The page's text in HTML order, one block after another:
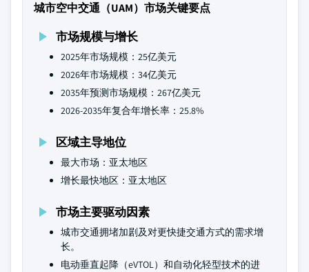
城市空中交通（UAM）市场关键要点
市场规模与增长
2025年市场规模：25亿美元
2026年市场规模：34亿美元
2035年预测市场规模：267亿美元
2026-2035年复合年增长率：25.8%
区域主导地位
最大市场：亚太地区
增长最快地区：亚太地区
市场主要驱动因素
城市交通拥堵加剧及对更快捷交通方式的需求增
长。
电动垂直起降（eVTOL）和自动化轻型技术的进